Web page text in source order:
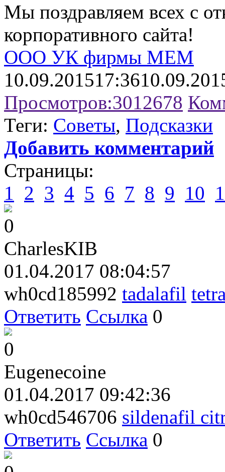
Мы поздравляем всех с
корпоративного сайта!
ООО УК фирмы МЕМ
10.09.201517:36
Просмотров:3012678
Теги: Советы, Подсказки
Добавить комментарий
Страницы:
1
2 3 4 5 6 7 8 9 10
0
CharlesKIB
01.04.2017 08:04:57
wh0cd185992 tadalafil
Ответить Ссылка 0
0
Eugenecoine
01.04.2017 09:42:36
wh0cd546706 sildenafil
Ответить Ссылка 0